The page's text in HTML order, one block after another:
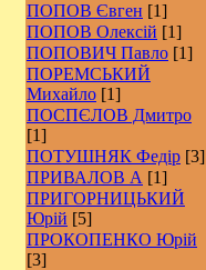
ПОПОВ Євген [1]
ПОПОВ Олексій [1]
ПОПОВИЧ Павло [1]
ПОРЕМСЬКИЙ
Михайло [1]
ПОСПЄЛОВ Дмитро
[1]
ПОТУШНЯК Федір [3]
ПРИВАЛОВ А [1]
ПРИГОРНИЦЬКИЙ
Юрій [5]
ПРОКОПЕНКО Юрій
[3]